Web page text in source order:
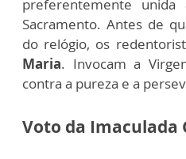
preferentemente
Sacramento. Antes de
do relógio, os
Maria. Invocam a
contra a pureza e a
Voto da Imaculada